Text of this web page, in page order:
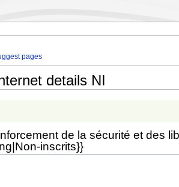
pages
details NI
de la sécurité et des
inscrits}}